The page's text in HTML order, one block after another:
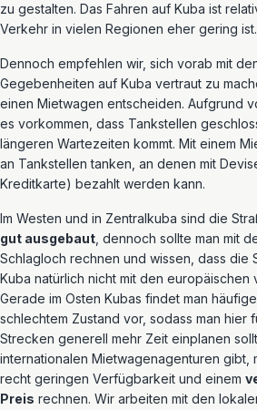
zu gestalten. Das Fahren auf Kuba ist
Verkehr in vielen Regionen eher gering ist.
Dennoch empfehlen wir, sich vorab mit
Gegebenheiten auf Kuba vertraut zu
einen Mietwagen entscheiden. Aufgrund
es vorkommen, dass Tankstellen
längeren Wartezeiten kommt. Mit einem
an Tankstellen tanken, an denen mit
Kreditkarte) bezahlt werden kann.
Im Westen und in Zentralkuba sind die
gut ausgebaut , dennoch sollte man mit
Schlagloch rechnen und wissen, dass die
Kuba natürlich nicht mit den europäischen
Gerade im Osten Kubas findet man
schlechtem Zustand vor, sodass man hier
Strecken generell mehr Zeit einplanen
internationalen Mietwagenagenturen gibt,
recht geringen Verfügbarkeit und einem
Preis rechnen. Wir arbeiten mit den